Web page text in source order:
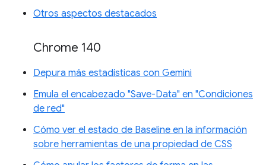
Otros aspectos destacados
Chrome 140
Depura más estadísticas con Gemini
Emula el encabezado "Save-Data" en "Condiciones
de red"
Cómo ver el estado de Baseline en la información
sobre herramientas de una propiedad de CSS